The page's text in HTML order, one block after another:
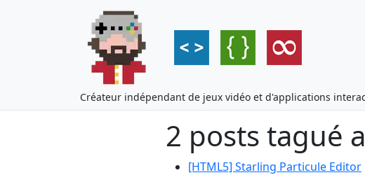
Créateur indépendant de jeux vidéo et d'applications
2 posts tagué
[HTML5] Starling Particule Editor